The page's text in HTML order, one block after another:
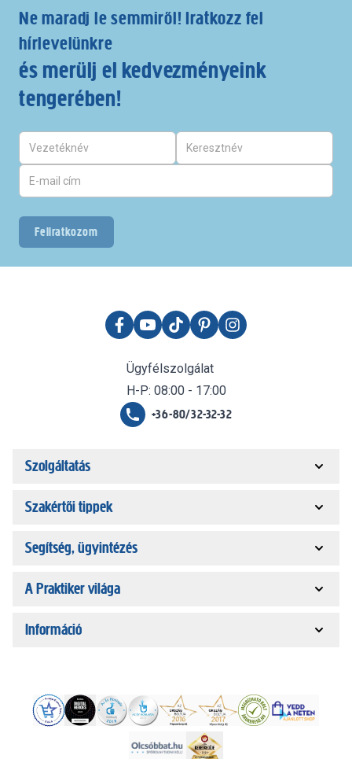
Ne maradj le semmiről! Iratkozz fel
hírlevelünkre
és merülj el kedvezményeink
tengerében!
Feliratkozom
Ügyfélszolgálat
H-P: 08:00 - 17:00
+36-80/32-32-32
Szolgáltatás
Szakértői tippek
Segítség, ügyintézés
A Praktiker világa
Információ